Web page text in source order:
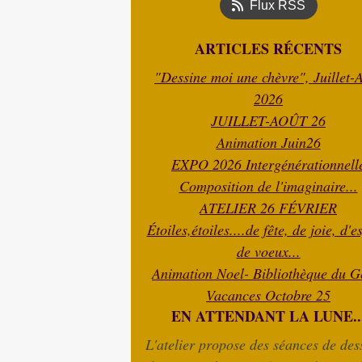
Flux RSS
ARTICLES RÉCENTS
"Dessine moi une chèvre", Juillet-
2026
JUILLET-AOÛT 26
Animation Juin26
EXPO 2026
Composition de l'imaginaire...
ATELIER 26 FÉVRIER
Étoiles,étoiles....de fête, de joie,
de voeux...
Animation Noel- Bibliothèque du
Vacances Octobre 25
EN ATTENDANT LA
L'atelier propose des séances de